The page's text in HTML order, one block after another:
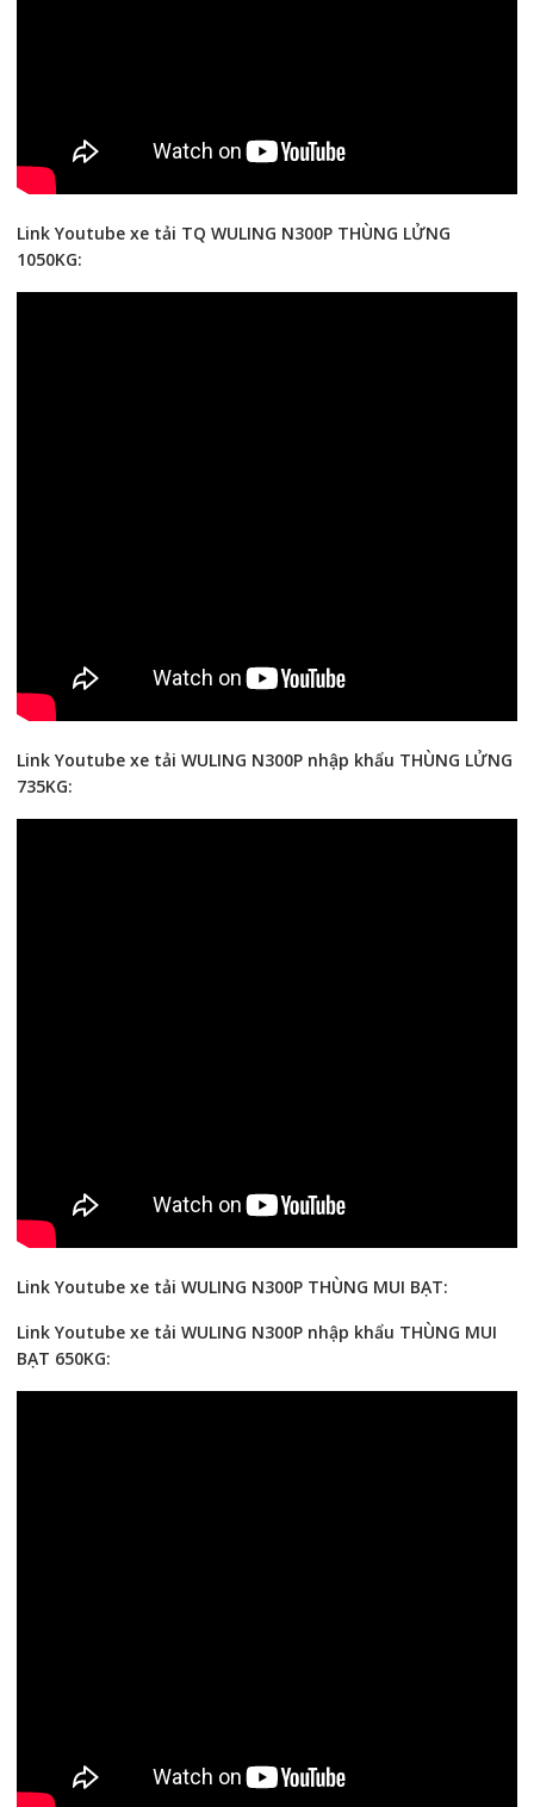
Link Youtube xe tải TQ WULING N300P THÙNG LỬNG
1050KG:
Link Youtube xe tải WULING N300P nhập khẩu THÙNG LỬNG
735KG:
Link Youtube xe tải WULING N300P THÙNG MUI BẠT:
Link Youtube xe tải WULING N300P nhập khẩu THÙNG MUI
BẠT 650KG: